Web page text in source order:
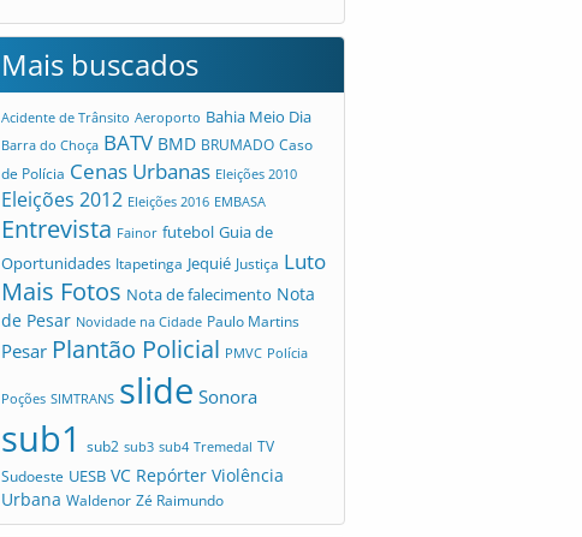
Mais buscados
Acidente de Trânsito Aeroporto Bahia Meio Dia
Barra do Choça BATV BMD BRUMADO Caso
de Polícia Cenas Urbanas Eleições 2010
Eleições 2012 Eleições 2016 EMBASA
Entrevista Fainor futebol Guia de
Oportunidades Itapetinga Jequié Justiça Luto
Mais Fotos Nota de falecimento Nota
de Pesar Novidade na Cidade Paulo Martins
Pesar Plantão Policial PMVC Polícia
Poções SIMTRANS slide Sonora
sub1 sub2 sub3 sub4 Tremedal TV
Sudoeste UESB VC Repórter Violência
Urbana Waldenor Zé Raimundo